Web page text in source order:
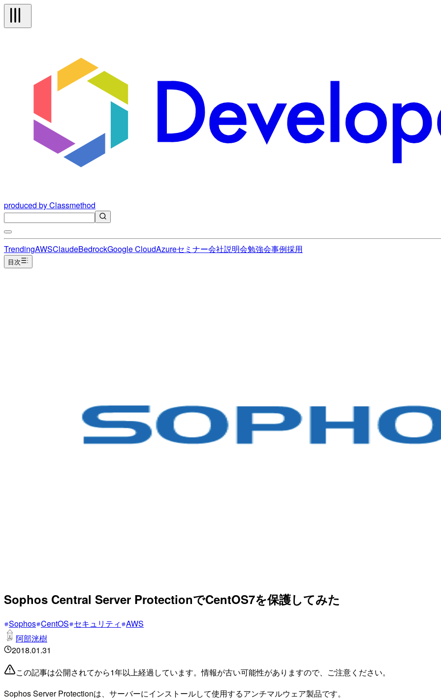
produced by Classmethod
TrendingAWSClaudeBedrockGoogle CloudAzureセミナー会社説明会勉強会事例採用
目次
Sophos Central Server ProtectionでCentOS7を保護してみた
Sophos CentOS セキュリティ AWS
阿部洸樹
2018.01.31
この記事は公開されてから1年以上経過しています。情報が古い可能性がありますので、ご注意ください。
Sophos Server Protectionは、サーバーにインストールして使用するアンチマルウェア製品です。